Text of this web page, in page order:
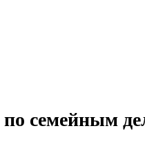
по семейным